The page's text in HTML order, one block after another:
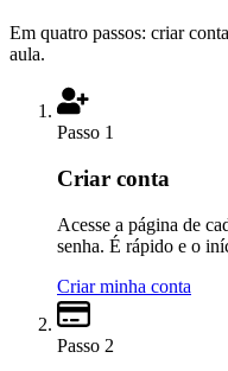
Em quatro passos: criar
aula.
Passo 1
Criar conta
Acesse a página de
senha. É rápido e o
Criar minha conta
Passo 2